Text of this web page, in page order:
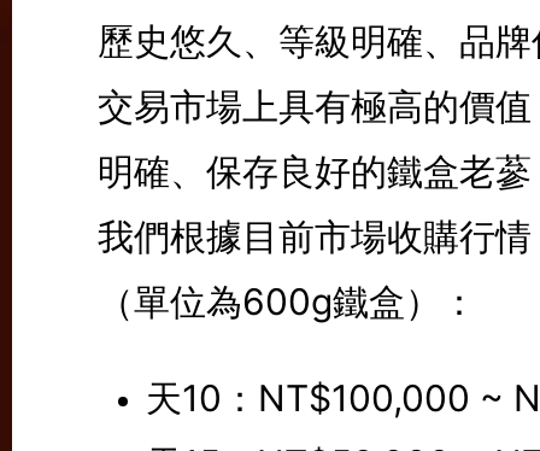
歷史悠久、等級明確、品
交易市場上具有極高的價
明確、保存良好的鐵盒老
我們根據目前市場收購行
（單位為600g鐵盒）：
天10：NT$100,000 ~